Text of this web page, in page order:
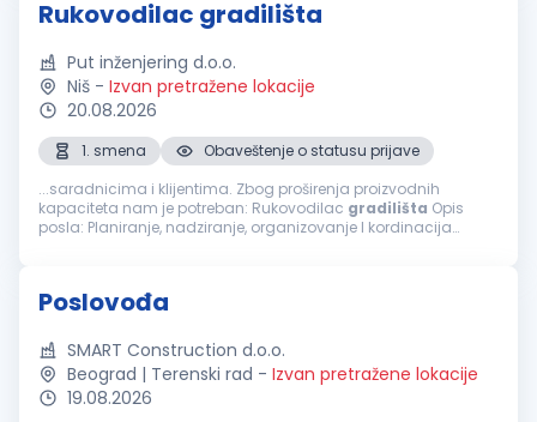
Rukovodilac gradilišta
Put inženjering d.o.o.
Niš - Izvan pretražene lokacije
20.08.2026
1. smena
Obaveštenje o statusu prijave
...saradnicima i klijentima. Zbog proširenja proizvodnih
kapaciteta nam je potreban: Rukovodilac gradilišta Opis
posla: Planiranje, nadziranje, organizovanje I kordinacija
Poslovođa
SMART Construction d.o.o.
Beograd | Terenski rad - Izvan pretražene lokacije
19.08.2026